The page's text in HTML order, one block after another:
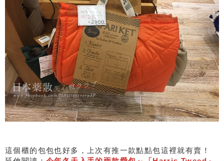
這個櫃的包包也好多，上次有推一款點點包這裡就有賣！